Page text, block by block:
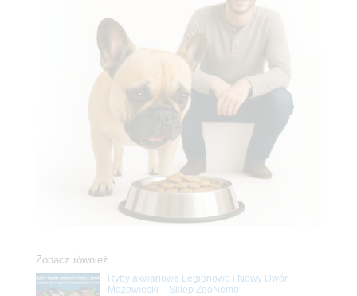
Zobacz również
Ryby akwariowe Legionowo i Nowy Dwór
Mazowiecki – Sklep ZooNemo